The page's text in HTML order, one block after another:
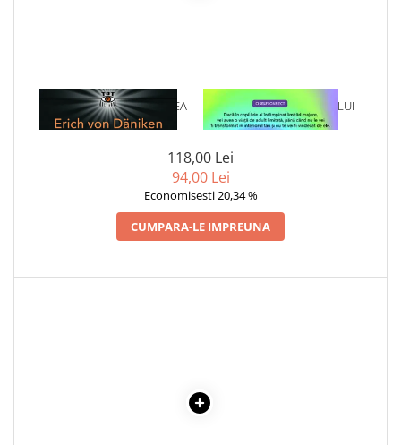
1 x ENOH SI INTOARCEREA
ZEILOR
1 x VINDECAREA COPILULUI
INTERIOR
118,00 Lei
94,00 Lei
Economisesti 20,34 %
CUMPARA-LE IMPREUNA